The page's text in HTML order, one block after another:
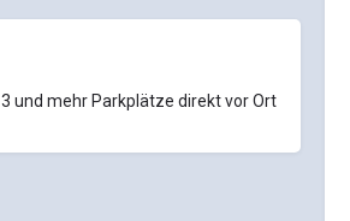
3 und mehr Parkplätze direkt vor Ort